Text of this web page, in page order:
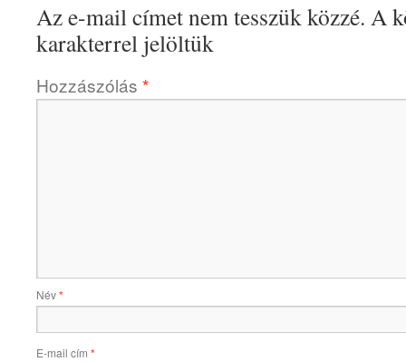
Az e-mail címet nem tesszük közzé. A
karakterrel jelöltük
Hozzászólás *
Név*
E-mail cím *